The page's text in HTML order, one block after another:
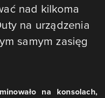
nad kilkoma
na urządzenia
samym zasięg
na konsolach,